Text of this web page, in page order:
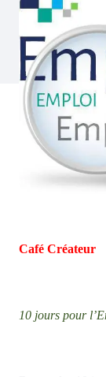
Café Créateur
10 jours pour